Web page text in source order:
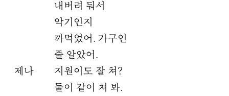
내버려 둬서
악기인지
까먹었어. 가구인
줄 알았어.
제나
지원이도 잘 쳐?
둘이 같이 쳐 봐.